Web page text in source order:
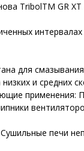
TribolTM GR
для
и средних
применения:
печи